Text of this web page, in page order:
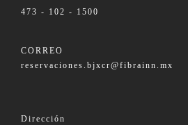
473 - 102 - 1500
CORREO
reservaciones.bjxcr@fibrainn.mx
Dirección